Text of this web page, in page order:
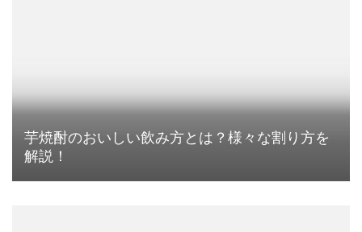
芋焼酎のおいしい飲み方とは？様々な割り方を
解説！